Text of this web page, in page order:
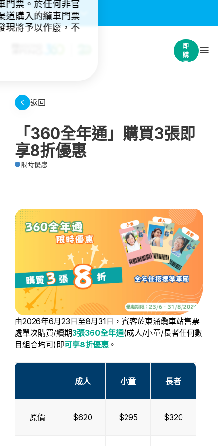
重要通知：(4)
立
即
購
票
門票。於任何非官
道購入的纜車門票
現將予以作廢，不
返回
「360全年通」購買3張即
享8折優惠
限時優惠
由2026年6月23日至8月31日，賓客於東涌纜車站售票
處單次購買/續期3張360全年通(成人/小童/長者任何數
目組合均可)即可享8折優惠 。
成人 小童 長者
原價 $620 $295 $320